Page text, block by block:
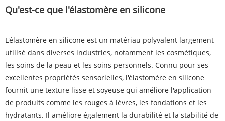
Qu'est-ce que l'élastomère en silicone
L'élastomère en silicone est un matériau polyvalent largement
utilisé dans diverses industries, notamment les cosmétiques,
les soins de la peau et les soins personnels. Connu pour ses
excellentes propriétés sensorielles, l'élastomère en silicone
fournit une texture lisse et soyeuse qui améliore l'application
de produits comme les rouges à lèvres, les fondations et les
hydratants. Il améliore également la durabilité et la stabilité de